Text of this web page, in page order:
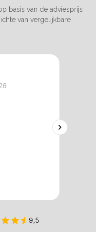
basis van de adviesprijs
van vergelijkbare